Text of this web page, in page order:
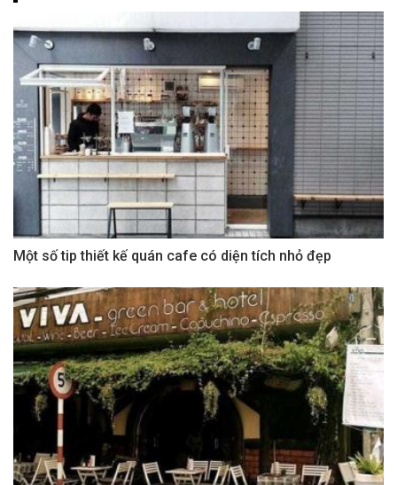
Một số tip thiết kế quán cafe có diện tích nhỏ đẹp